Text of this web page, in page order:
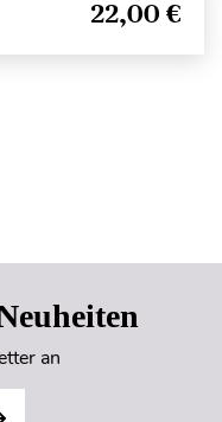
22,00 €
an